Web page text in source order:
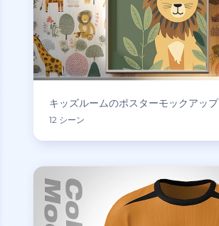
キッズルームのポスターモックアップ
12 シーン